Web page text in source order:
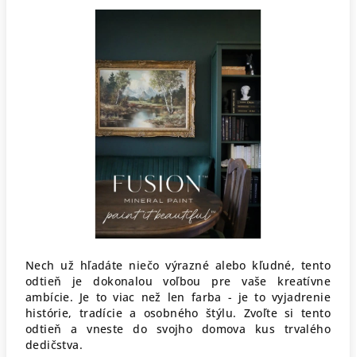
Nech už hľadáte niečo výrazné alebo kľudné, tento
odtieň je dokonalou voľbou pre vaše kreatívne
ambície. Je to viac než len farba - je to vyjadrenie
histórie, tradície a osobného štýlu. Zvoľte si tento
odtieň a vneste do svojho domova kus trvalého
dedičstva.